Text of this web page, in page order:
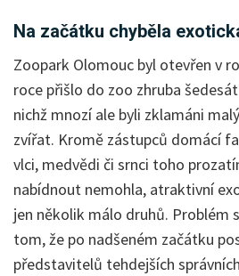
Na začátku chyběla
Zoopark Olomouc byl otevřen v
roce přišlo do zoo zhruba
nichž mnozí ale byli zklamáni
zvířat. Kromě zástupců domácí
vlci, medvědi či srnci toho
nabídnout nemohla, atraktivní
jen několik málo druhů. Problém
tom, že po nadšeném začátku
představitelů tehdejších